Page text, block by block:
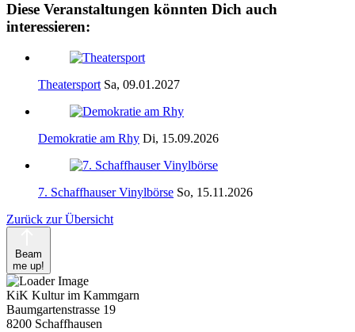
Diese Veranstaltungen könnten Dich auch
interessieren:
Theatersport Sa, 09.01.2027
Demokratie am Rhy Di, 15.09.2026
7. Schaffhauser Vinylbörse So, 15.11.2026
Zurück zur Übersicht
Beam
me up!
KiK Kultur im Kammgarn
Baumgartenstrasse 19
8200 Schaffhausen